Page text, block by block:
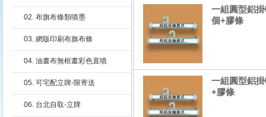
02. 布旗布條類噴墨
03. 網版印刷布旗布條
04. 油畫布無框畫彩色直噴
05. 可宅配立牌-限寄送
06. 台北自取-立牌
一組圓型鋁
個+膠條
一組圓型鋁
+膠條